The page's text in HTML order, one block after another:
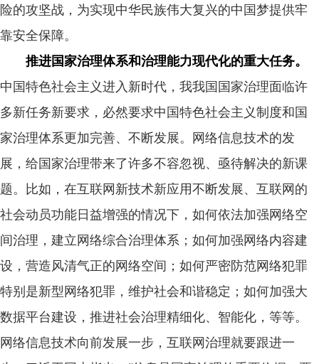
险的攻坚战，为实现中华民族伟大复兴的中国梦提供牢
靠安全保障。
推进国家治理体系和治理能力现代化的重大任务。
中国特色社会主义进入新时代，我我国国家治理面临许
多新任务新要求，必然要求中国特色社会主义制度和国
家治理体系更加完善、不断发展。网络信息技术的发
展，给国家治理带来了许多不容忽视、亟待解决的新课
题。比如，在互联网新技术新应用不断发展、互联网的
社会动员功能日益增强的情况下，如何依法加强网络空
间治理，建立网络综合治理体系；如何加强网络内容建
设，营造风清气正的网络空间；如何严密防范网络犯罪
特别是新型网络犯罪，维护社会和谐稳定；如何加强大
数据平台建设，推进社会治理精细化、智能化，等等。
网络信息技术向前发展一步，互联网治理就要跟进一